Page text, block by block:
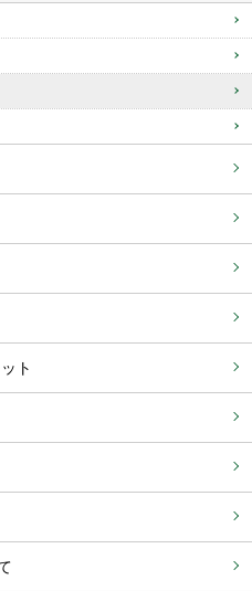
ト